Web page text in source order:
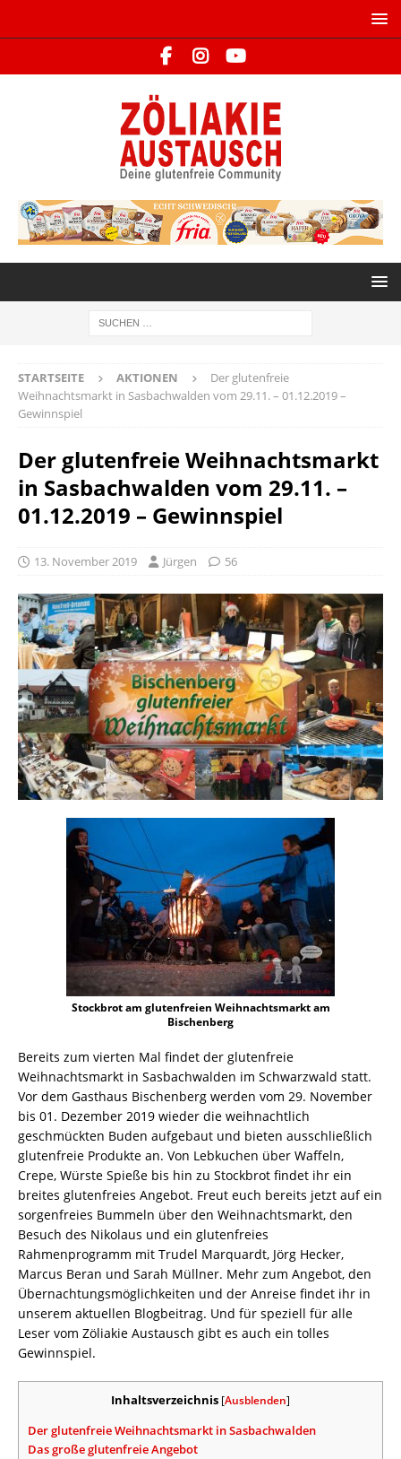
STARTSEITE AKTIONEN
Der glutenfreie
Weihnachtsmarkt in Sasbachwalden vom 29.11. – 01.12.2019 –
Gewinnspiel
Der glutenfreie Weihnachtsmarkt
in Sasbachwalden vom 29.11. –
01.12.2019 – Gewinnspiel
13. November 2019 Jürgen 56
Stockbrot am glutenfreien Weihnachtsmarkt am
Bischenberg
Bereits zum vierten Mal findet der glutenfreie
Weihnachtsmarkt in Sasbachwalden im Schwarzwald statt.
Vor dem Gasthaus Bischenberg werden vom 29. November
bis 01. Dezember 2019 wieder die weihnachtlich
geschmückten Buden aufgebaut und bieten ausschließlich
glutenfreie Produkte an. Von Lebkuchen über Waffeln,
Crepe, Würste Spieße bis hin zu Stockbrot findet ihr ein
breites glutenfreies Angebot. Freut euch bereits jetzt auf ein
sorgenfreies Bummeln über den Weihnachtsmarkt, den
Besuch des Nikolaus und ein glutenfreies
Rahmenprogramm mit Trudel Marquardt, Jörg Hecker,
Marcus Beran und Sarah Müllner. Mehr zum Angebot, den
Übernachtungsmöglichkeiten und der Anreise findet ihr in
unserem aktuellen Blogbeitrag. Und für speziell für alle
Leser vom Zöliakie Austausch gibt es auch ein tolles
Gewinnspiel.
Inhaltsverzeichnis [Ausblenden]
Der glutenfreie Weihnachtsmarkt in Sasbachwalden
Das große glutenfreie Angebot